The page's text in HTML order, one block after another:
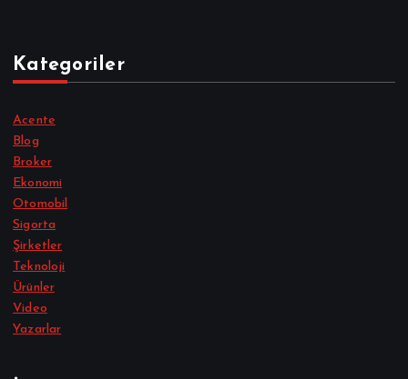
Kategoriler
Acente
Blog
Broker
Ekonomi
Otomobil
Sigorta
Şirketler
Teknoloji
Ürünler
Video
Yazarlar